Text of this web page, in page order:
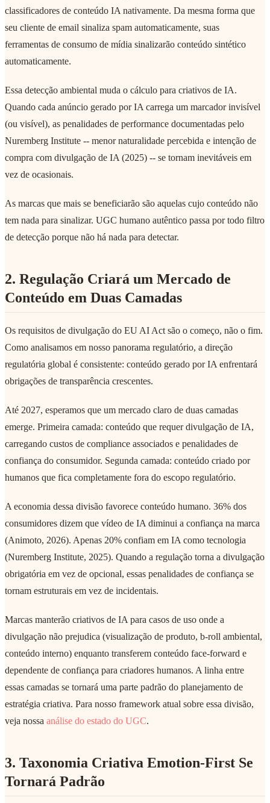
classificadores de conteúdo IA nativamente. Da mesma forma que
seu cliente de email sinaliza spam automaticamente, suas
ferramentas de consumo de mídia sinalizarão conteúdo sintético
automaticamente.
Essa detecção ambiental muda o cálculo para criativos de IA.
Quando cada anúncio gerado por IA carrega um marcador invisível
(ou visível), as penalidades de performance documentadas pelo
Nuremberg Institute -- menor naturalidade percebida e intenção de
compra com divulgação de IA (2025) -- se tornam inevitáveis em
vez de ocasionais.
As marcas que mais se beneficiarão são aquelas cujo conteúdo não
tem nada para sinalizar. UGC humano autêntico passa por todo filtro
de detecção porque não há nada para detectar.
2. Regulação Criará um Mercado de
Conteúdo em Duas Camadas
Os requisitos de divulgação do EU AI Act são o começo, não o fim.
Como analisamos em nosso panorama regulatório, a direção
regulatória global é consistente: conteúdo gerado por IA enfrentará
obrigações de transparência crescentes.
Até 2027, esperamos que um mercado claro de duas camadas
emerge. Primeira camada: conteúdo que requer divulgação de IA,
carregando custos de compliance associados e penalidades de
confiança do consumidor. Segunda camada: conteúdo criado por
humanos que fica completamente fora do escopo regulatório.
A economia dessa divisão favorece conteúdo humano. 36% dos
consumidores dizem que vídeo de IA diminui a confiança na marca
(Animoto, 2026). Apenas 20% confiam em IA como tecnologia
(Nuremberg Institute, 2025). Quando a regulação torna a divulgação
obrigatória em vez de opcional, essas penalidades de confiança se
tornam estruturais em vez de incidentais.
Marcas manterão criativos de IA para casos de uso onde a
divulgação não prejudica (visualização de produto, b-roll ambiental,
conteúdo interno) enquanto transferem conteúdo face-forward e
dependente de confiança para criadores humanos. A linha entre
essas camadas se tornará uma parte padrão do planejamento de
estratégia criativa. Para nosso framework atual sobre essa divisão,
veja nossa análise do estado do UGC.
3. Taxonomia Criativa Emotion-First Se
Tornará Padrão